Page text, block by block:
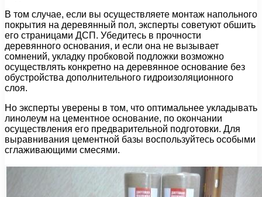
В том случае, если вы осуществляете монтаж напольного
покрытия на деревянный пол, эксперты советуют обшить
его страницами ДСП. Убедитесь в прочности
деревянного основания, и если она не вызывает
сомнений, укладку пробковой подложки возможно
осуществлять конкретно на деревянное основание без
обустройства дополнительного гидроизоляционного
слоя.
Но эксперты уверены в том, что оптимальнее укладывать
линолеум на цементное основание, по окончании
осуществления его предварительной подготовки. Для
выравнивания цементной базы воспользуйтесь особыми
сглаживающими смесями.